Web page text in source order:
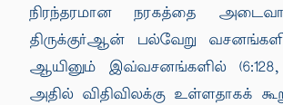
நிரந்தரமான நரகத்தை
திருக்குர்ஆன் பல்வேறு
ஆயினும் இவ்வசனங்களில் (6:128,
அதில் விதிவிலக்கு உள்ளதாகக்